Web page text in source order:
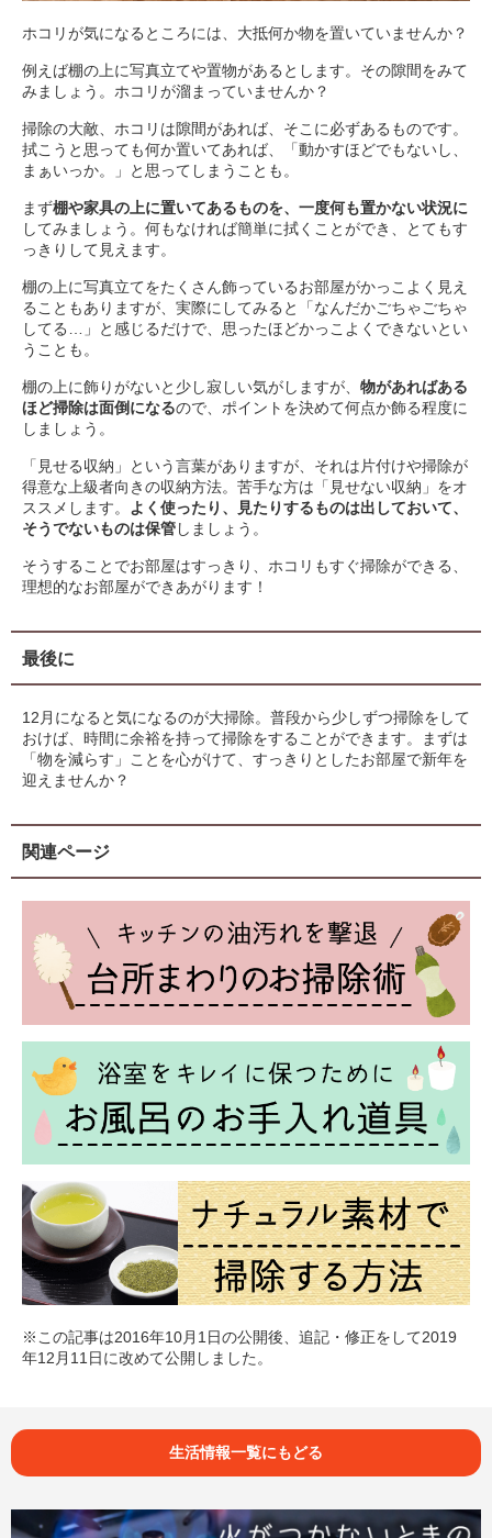
ホコリが気になるところには、大抵何か物を置いていませんか？
例えば棚の上に写真立てや置物があるとします。その隙間をみて
みましょう。ホコリが溜まっていませんか？
掃除の大敵、ホコリは隙間があれば、そこに必ずあるものです。
拭こうと思っても何か置いてあれば、「動かすほどでもないし、
まぁいっか。」と思ってしまうことも。
まず棚や家具の上に置いてあるものを、一度何も置かない状況に
してみましょう。何もなければ簡単に拭くことができ、とてもす
っきりして見えます。
棚の上に写真立てをたくさん飾っているお部屋がかっこよく見え
ることもありますが、実際にしてみると「なんだかごちゃごちゃ
してる…」と感じるだけで、思ったほどかっこよくできないとい
うことも。
棚の上に飾りがないと少し寂しい気がしますが、 物があればある
ほど掃除は面倒になるので、ポイントを決めて何点か飾る程度に
しましょう。
「見せる収納」という言葉がありますが、それは片付けや掃除が
得意な上級者向きの収納方法。苦手な方は「見せない収納」をオ
ススメします。
よく使ったり、見たりするものは出しておいて、
そうでないものは保管しましょう。
そうすることでお部屋はすっきり、ホコリもすぐ掃除ができる、
理想的なお部屋ができあがります！
最後に
12月になると気になるのが大掃除。普段から少しずつ掃除をして
おけば、時間に余裕を持って掃除をすることができます。まずは
「物を減らす」ことを心がけて、すっきりとしたお部屋で新年を
迎えませんか？
関連ページ
※この記事は2016年10月1日の公開後、追記・修正をして2019
年12月11日に改めて公開しました。
生活情報一覧にもどる